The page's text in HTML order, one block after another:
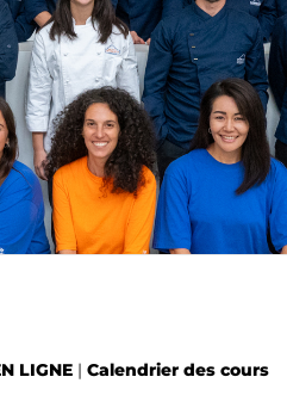
LIGNE | Calendrier des cours